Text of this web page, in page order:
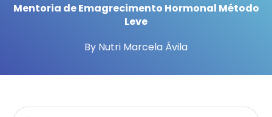
Mentoria de Emagrecimento Hormonal Método
Leve
By Nutri Marcela Ávila